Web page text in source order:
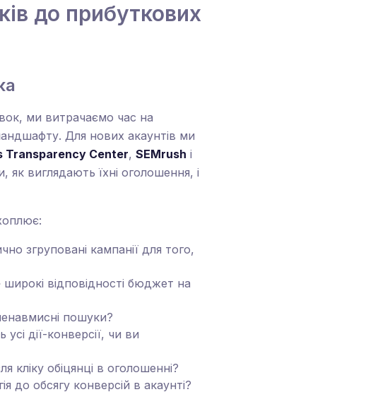
до прибуткових
ми витрачаємо час на
Для нових акаунтів ми
Transparency Center, SEMrush і
виглядають їхні оголошення, і
згруповані кампанії для того,
відповідності бюджет на
пошуки?
дії-конверсії, чи ви
кліку обіцянці в оголошенні?
до обсягу конверсій в акаунті?